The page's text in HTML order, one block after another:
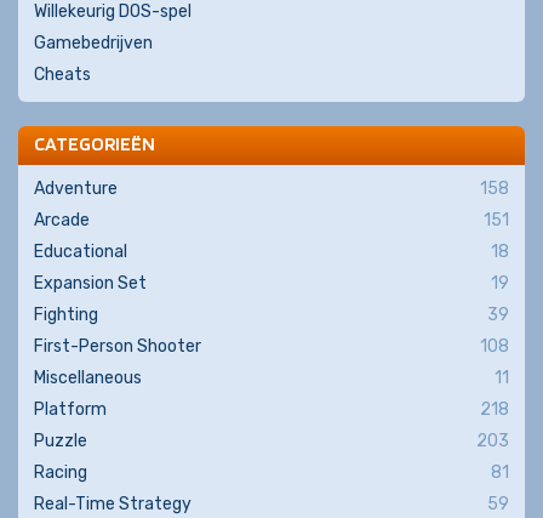
Willekeurig DOS-spel
Gamebedrijven
Cheats
CATEGORIEËN
Adventure
158
Arcade
151
Educational
18
Expansion Set
19
Fighting
39
First-Person Shooter
108
Miscellaneous
11
Platform
218
Puzzle
203
Racing
81
Real-Time Strategy
59